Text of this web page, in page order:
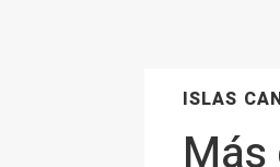
ISLAS